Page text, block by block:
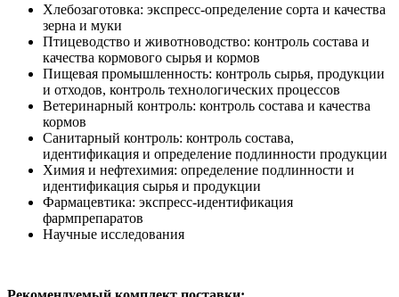
Хлебозаготовка: экспресс-определение сорта и качества
зерна и муки
Птицеводство и животноводство: контроль состава и
качества кормового сырья и кормов
Пищевая промышленность: контроль сырья, продукции
и отходов, контроль технологических процессов
Ветеринарный контроль: контроль состава и качества
кормов
Санитарный контроль: контроль состава,
идентификация и определение подлинности продукции
Химия и нефтехимия: определение подлинности и
идентификация сырья и продукции
Фармацевтика: экспресс-идентификация
фармпрепаратов
Научные исследования